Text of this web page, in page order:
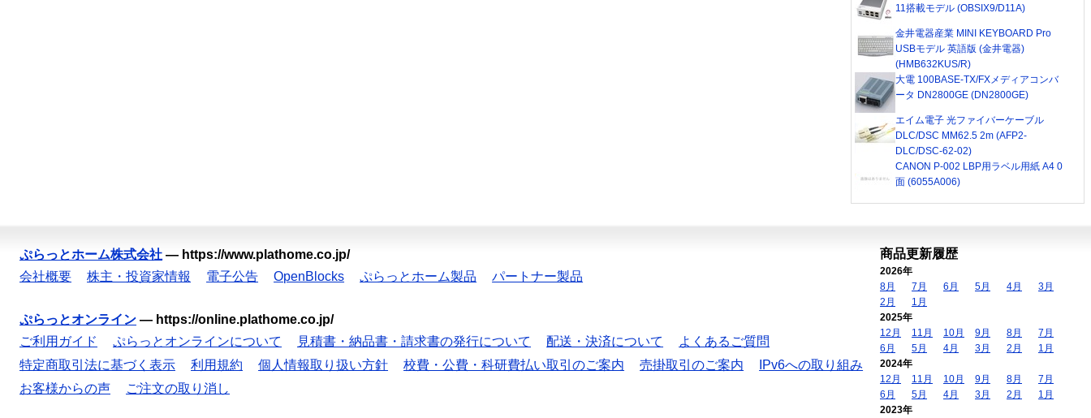
11搭載モデル (OBSIX9/D11A)
金井電器産業 MINI KEYBOARD Pro
USBモデル 英語版 (金井電器)
(HMB632KUS/R)
大電 100BASE-TX/FXメディアコンバ
ータ DN2800GE (DN2800GE)
エイム電子 光ファイバーケーブル
DLC/DSC MM62.5 2m (AFP2-
DLC/DSC-62-02)
CANON P-002 LBP用ラベル用紙 A4 0
面 (6055A006)
ぷらっとホーム株式会社 — https://www.plathome.co.jp/
会社概要
株主・投資家情報 電子公告 OpenBlocks ぷらっとホーム製品 パートナー製品
ぷらっとオンライン — https://online.plathome.co.jp/
ご利用ガイド
ぷらっとオンラインについて 見積書・納品書・請求書の発行について 配送・決済について
よくあるご質問
特定商取引法に基づく表示
利用規約 個人情報取り扱い方針 校費・公費・科研費払い取引のご案内 売掛取引のご案内
IPv6への取り組み
お客様からの声
ご注文の取り消し
商品更新履歴
2026年
8月
7月 6月 5月 4月
3月
2月
1月
2025年
12月
11月 10月 9月 8月
7月
6月
5月 4月 3月 2月
1月
2024年
12月
11月 10月 9月 8月
7月
6月
5月 4月 3月 2月
1月
2023年